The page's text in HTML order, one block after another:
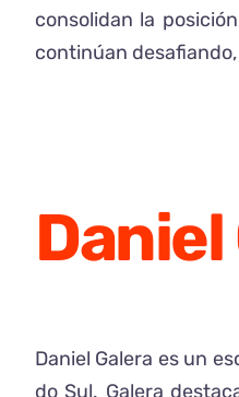
consolidan la
continúan
Daniel
Daniel Galera es un
do Sul. Galera